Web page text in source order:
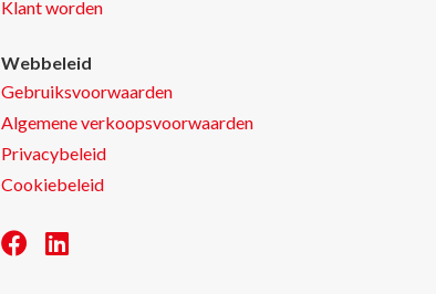
Klant worden
Webbeleid
Gebruiksvoorwaarden
Algemene verkoopsvoorwaarden
Privacybeleid
Cookiebeleid